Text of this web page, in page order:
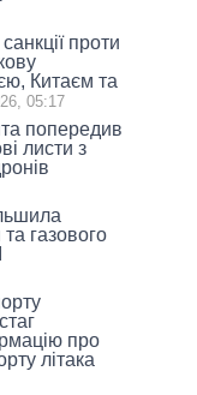
проти
Китаєм та
05:17
попередив
листи з
газового
про
літака